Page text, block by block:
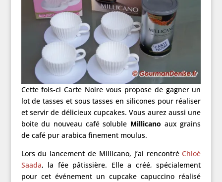
Cette fois-ci Carte Noire vous propose de gagner un
lot de tasses et sous tasses en silicones pour réaliser
et servir de délicieux cupcakes. Vous aurez aussi une
boite du nouveau café soluble Millicano aux grains
de café pur arabica finement moulus.
Lors du lancement de Millicano, j’ai rencontréChloé
Saada, la fée pâtissière. Elle a créé, spécialement
pour cet événement un cupcake capuccino réalisé